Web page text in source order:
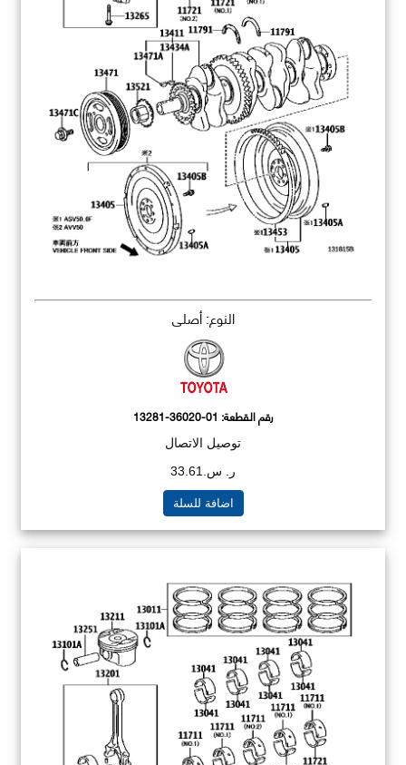
النوع: أصلي
رقم القطعة: 13281-36020-01
توصيل الاتصال
ر. س.33.61
اضافة للسلة